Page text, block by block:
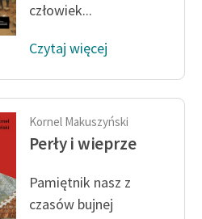
człowiek...
Czytaj więcej
Kornel Makuszyński
Perły i wieprze
Pamiętnik nasz z
czasów bujnej